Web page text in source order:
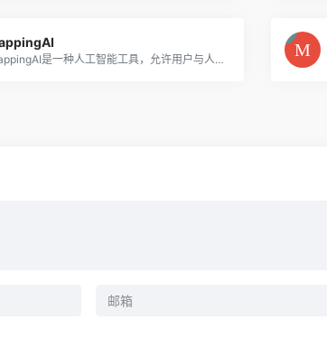
RappingAI是一种人工智能工具，允许用户与人工智能生成的对手进行说唱战斗。